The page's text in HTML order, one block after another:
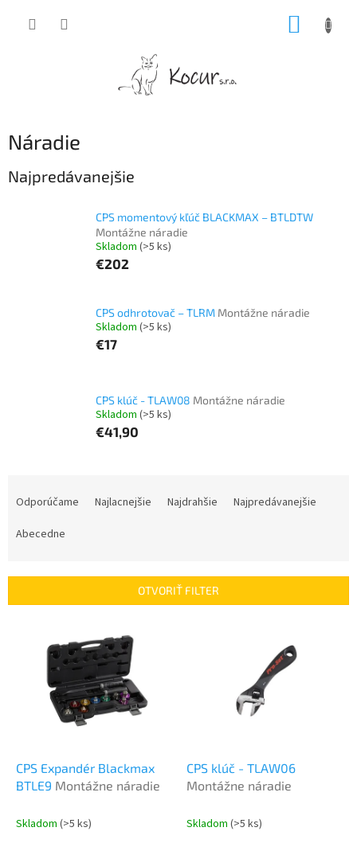
Náradie
Najpredávanejšie
CPS momentový kľúč BLACKMAX – BTLDTW
Montážne náradie
Skladom (>5 ks)
€202
CPS odhrotovač – TLRM Montážne náradie
Skladom (>5 ks)
€17
CPS klúč - TLAW08 Montážne náradie
Skladom (>5 ks)
€41,90
p
Odporúčame Najlacnejšie Najdrahšie
Najpredávanejšie
Abecedne
OTVORIŤ FILTER
CPS Expandér Blackmax
BTLE9 Montážne náradie
Skladom (>5 ks)
CPS klúč - TLAW06
Montážne náradie
Skladom (>5 ks)